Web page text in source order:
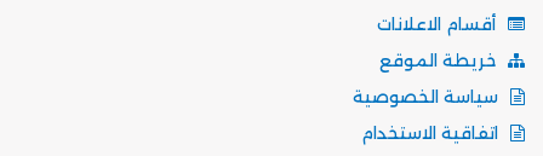
أقسام الاعلانات
خريطة الموقع
سياسة الخصوصية
اتفاقية الاستخدام